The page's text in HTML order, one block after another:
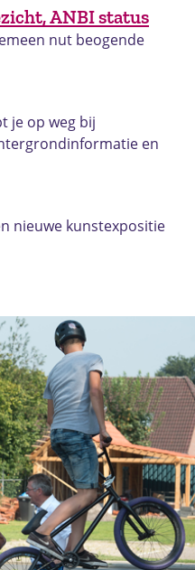
ANBI status
nut beogende
je op weg bij
en
nieuwe kunstexpositie